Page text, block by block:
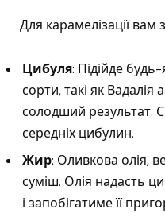
Для карамелізації вам
Цибуля: Підійде
сорти, такі як
солодший результат.
середніх цибулин.
Жир: Оливкова олія,
суміш. Олія надасть
і запобігатиме її